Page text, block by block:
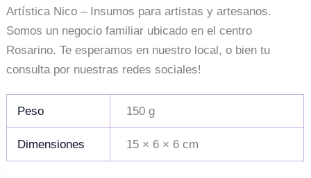
Artística Nico – Insumos para artistas y artesanos.
Somos un negocio familiar ubicado en el centro
Rosarino. Te esperamos en nuestro local, o bien tu
consulta por nuestras redes sociales!
Peso 150 g
Dimensiones 15 × 6 × 6 cm